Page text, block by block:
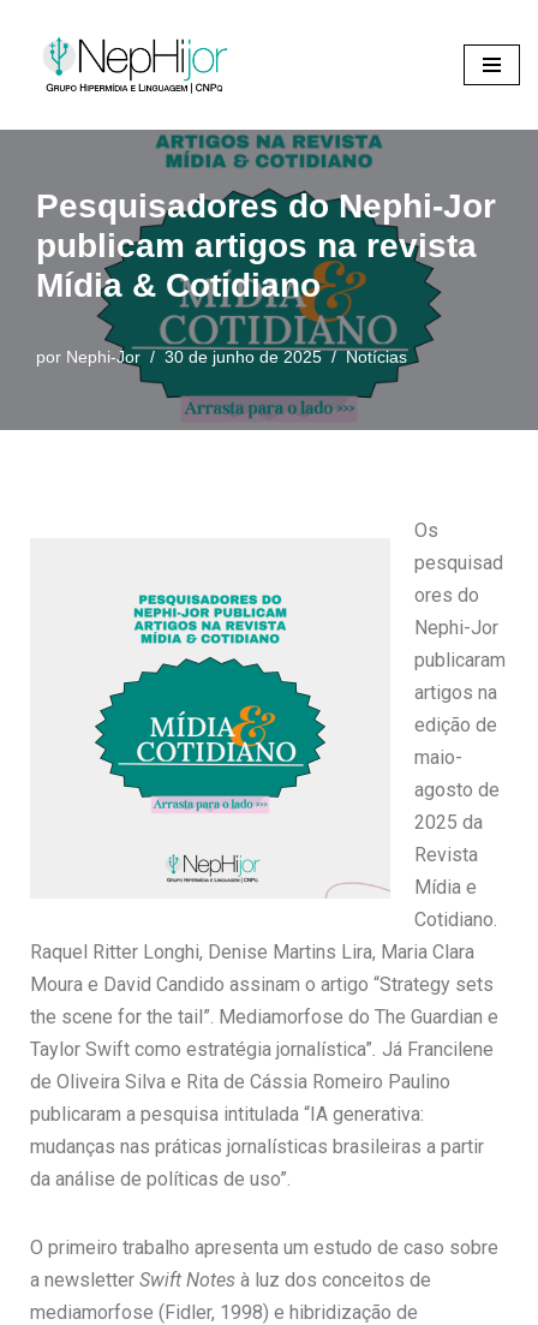
Pular
o
Pesquisadores do Nephi-Jor
publicam artigos na revista
Mídia & Cotidiano
por Nephi-Jor 30 de junho de 2025 Notícias
Os
pesquisad
ores do
Nephi-Jor
publicaram
artigos na
edição de
maio-
agosto de
2025 da
Revista
Mídia e
Cotidiano.
Raquel Ritter Longhi, Denise Martins Lira, Maria Clara
Moura e David Candido assinam o artigo “Strategy sets
the scene for the tail”. Mediamorfose do The Guardian e
Taylor Swift como estratégia jornalística”. Já Francilene
de Oliveira Silva e Rita de Cássia Romeiro Paulino
publicaram a pesquisa intitulada “IA generativa:
mudanças nas práticas jornalísticas brasileiras a partir
da análise de políticas de uso”.
O primeiro trabalho apresenta um estudo de caso sobre
a newsletter Swift Notes à luz dos conceitos de
mediamorfose (Fidler, 1998) e hibridização de